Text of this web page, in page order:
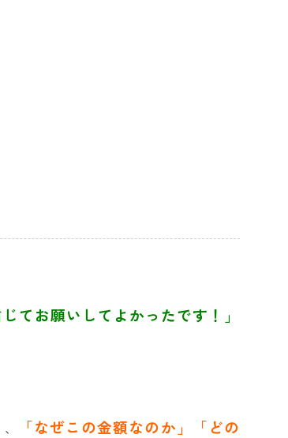
てお願いしてよかったです！」
「なぜこの金額なのか」「どの